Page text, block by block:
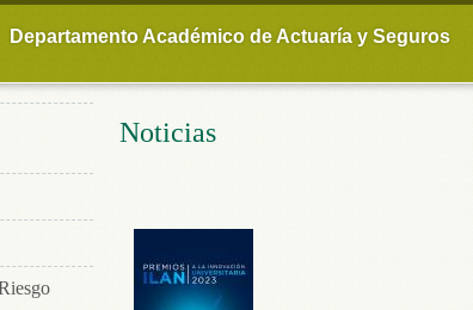
Departamento Académico de Actuaría y Seguros
Noticias